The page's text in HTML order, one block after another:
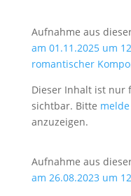
Aufnahme aus
am 01.11.2025 um
romantischer
Dieser Inhalt ist nur
sichtbar. Bitte
anzuzeigen.
Aufnahme aus
am 26.08.2023 um